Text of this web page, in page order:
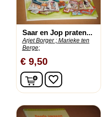
Saar en Jop praten...
Arjet Borger ; Marieke ten
Berge;
€ 9,50
In winkelwagen
favorite_border